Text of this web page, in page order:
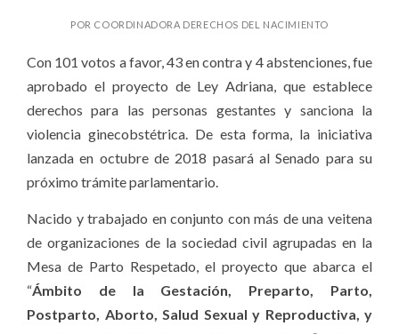
POR COORDINADORA DERECHOS DEL NACIMIENTO
Con 101 votos a favor, 43 en contra y 4 abstenciones, fue
aprobado el proyecto de Ley Adriana, que establece
derechos para las personas gestantes y sanciona la
violencia ginecobstétrica. De esta forma, la iniciativa
lanzada en octubre de 2018 pasará al Senado para su
próximo trámite parlamentario.
Nacido y trabajado en conjunto con más de una veitena
de organizaciones de la sociedad civil agrupadas en la
Mesa de Parto Respetado, el proyecto que abarca el
“Ámbito de la Gestación, Preparto, Parto,
Postparto, Aborto, Salud Sexual y Reproductiva, y